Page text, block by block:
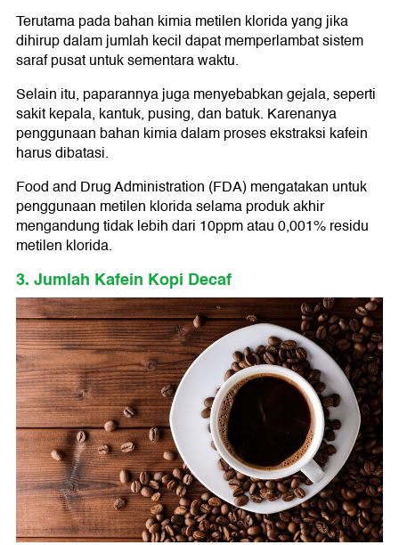
Terutama pada bahan kimia metilen klorida yang jika
dihirup dalam jumlah kecil dapat memperlambat sistem
saraf pusat untuk sementara waktu.
Selain itu, paparannya juga menyebabkan gejala, seperti
sakit kepala, kantuk, pusing, dan batuk. Karenanya
penggunaan bahan kimia dalam proses ekstraksi kafein
harus dibatasi.
Food and Drug Administration (FDA) mengatakan untuk
penggunaan metilen klorida selama produk akhir
mengandung tidak lebih dari 10ppm atau 0,001% residu
metilen klorida.
3. Jumlah Kafein Kopi Decaf